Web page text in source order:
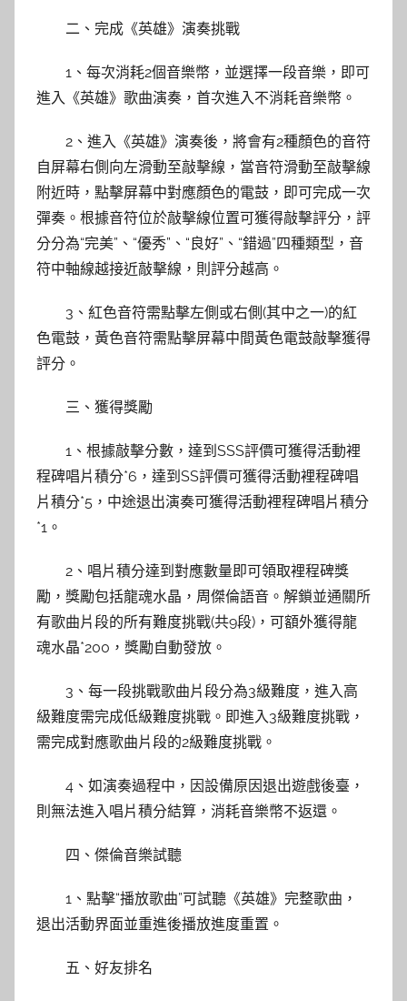
二、完成《英雄》演奏挑戰
1、每次消耗2個音樂幣，並選擇一段音樂，即可
進入《英雄》歌曲演奏，首次進入不消耗音樂幣。
2、進入《英雄》演奏後，將會有2種顏色的音符
自屏幕右側向左滑動至敲擊線，當音符滑動至敲擊線
附近時，點擊屏幕中對應顏色的電鼓，即可完成一次
彈奏。根據音符位於敲擊線位置可獲得敲擊評分，評
分分為“完美”、“優秀”、“良好”、“錯過”四種類型，音
符中軸線越接近敲擊線，則評分越高。
3、紅色音符需點擊左側或右側(其中之一)的紅
色電鼓，黃色音符需點擊屏幕中間黃色電鼓敲擊獲得
評分。
三、獲得獎勵
1、根據敲擊分數，達到SSS評價可獲得活動裡
程碑唱片積分*6，達到SS評價可獲得活動裡程碑唱
片積分*5，中途退出演奏可獲得活動裡程碑唱片積分
*1。
2、唱片積分達到對應數量即可領取裡程碑獎
勵，獎勵包括龍魂水晶，周傑倫語音。解鎖並通關所
有歌曲片段的所有難度挑戰(共9段)，可額外獲得龍
魂水晶*200，獎勵自動發放。
3、每一段挑戰歌曲片段分為3級難度，進入高
級難度需完成低級難度挑戰。即進入3級難度挑戰，
需完成對應歌曲片段的2級難度挑戰。
4、如演奏過程中，因設備原因退出遊戲後臺，
則無法進入唱片積分結算，消耗音樂幣不返還。
四、傑倫音樂試聽
1、點擊“播放歌曲”可試聽《英雄》完整歌曲，
退出活動界面並重進後播放進度重置。
五、好友排名